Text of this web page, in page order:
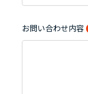
お問い合わせ内容